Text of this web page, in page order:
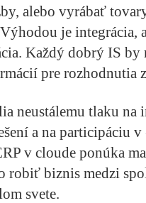
alebo vyrábať
je integrácia,
Každý dobrý IS by
pre rozhodnutia
neustálemu tlaku na
a na participáciu v
v cloude ponúka
robiť biznis medzi
svete.